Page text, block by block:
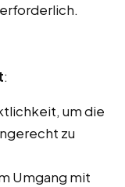
:
um die
zu
Umgang mit